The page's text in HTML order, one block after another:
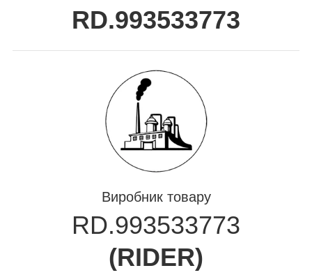
RD.993533773
Виробник товару
RD.993533773
(RIDER)